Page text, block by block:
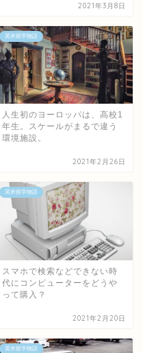
2021年3月8日
英米留学物語
人生初のヨーロッパは、高校1
年生。スケールがまるで違う
環境施設。
2021年2月26日
英米留学物語
スマホで検索などできない時
代にコンピューターをどうや
って購入？
2021年2月20日
英米留学物語